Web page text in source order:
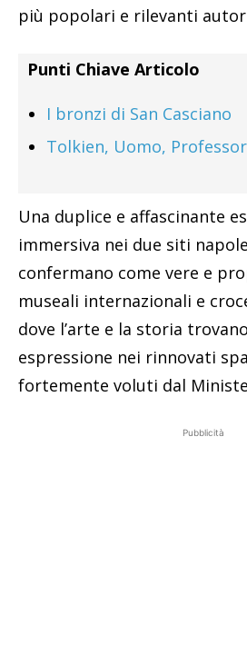
più popolari e rilevanti
Punti Chiave Articolo
I bronzi di San Casciano
Tolkien, Uomo,
Una duplice e affascinante
immersiva nei due siti
confermano come vere e
museali internazionali e
dove l’arte e la storia
espressione nei rinnovati
fortemente voluti dal
Pubblicità